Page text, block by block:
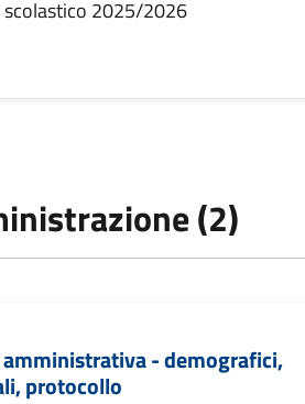
2025/2026
(2)
amministrativa - demografici,
protocollo